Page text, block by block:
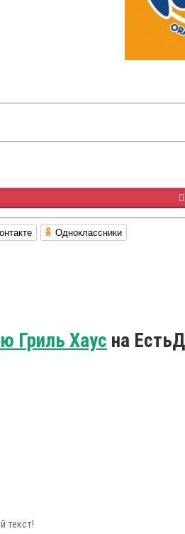
Одноклассники
Гриль Хаус на
текст!